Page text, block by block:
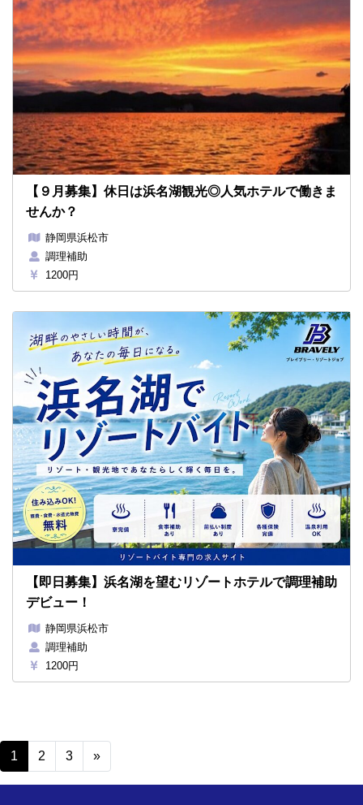
【９月募集】休日は浜名湖観光◎人気ホテルで働きま
せんか？
静岡県浜松市
調理補助
1200円
【即日募集】浜名湖を望むリゾートホテルで調理補助
デビュー！
静岡県浜松市
調理補助
1200円
Posts navigation
1 2 3 »